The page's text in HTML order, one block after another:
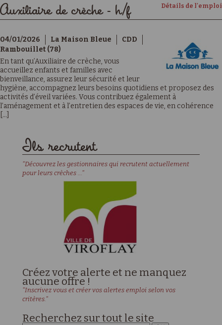
Détails de l'emploi
Auxiliaire de crèche - h/f
04/01/2026 La Maison Bleue
CDD
Rambouillet (78)
En tant qu’Auxiliaire de crèche, vous
accueillez enfants et familles avec
bienveillance, assurez leur sécurité et leur
hygiène, accompagnez leurs besoins quotidiens et proposez des
activités d’éveil variées. Vous contribuez également à
l’aménagement et à l’entretien des espaces de vie, en cohérence
[...]
Ils recrutent
"Découvrez les gestionnaires qui recrutent actuellement
pour leurs crèches ..."
Créez votre alerte et ne manquez
aucune offre !
"Inscrivez vous et créer vos alertes emploi selon vos
critères."
Recherchez sur tout le site